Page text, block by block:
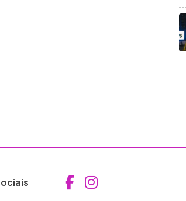
Aceder ao
Aceder ao